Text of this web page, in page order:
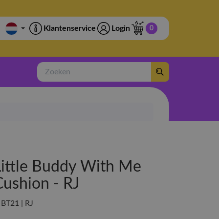
Klantenservice Login 0
Zoeken
Buddy With Me
- RJ
BT21 | RJ